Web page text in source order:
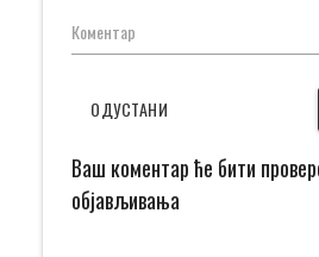
Коментар
ОДУСТАНИ
Ваш коментар ће бити
објављивања